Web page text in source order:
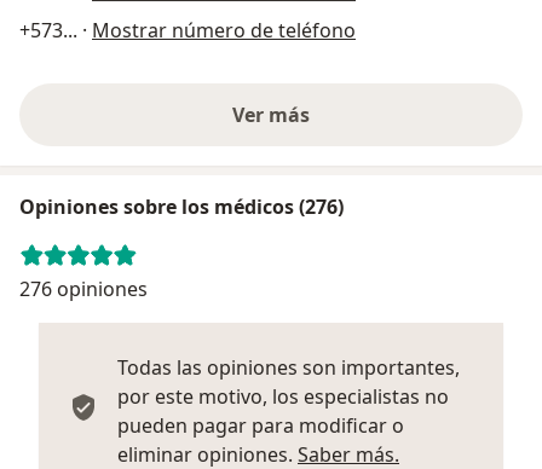
+573... · Mostrar número de teléfono
Ver más
Opiniones sobre los médicos (276)
276 opiniones
Todas las opiniones son importantes,
por este motivo, los especialistas no
pueden pagar para modificar o
eliminar opiniones. Saber más.